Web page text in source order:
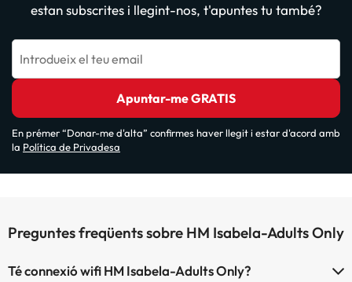
estan subscrites i llegint-nos, t'apuntes tu també?
Introdueix el teu email
Apuntar-me GRATIS
En prémer “Donar-me d'alta” confirmes haver llegit i estar d'acord amb
la Política de Privadesa
Preguntes freqüents sobre HM Isabela-Adults Only
Té connexió wifi HM Isabela-Adults Only?